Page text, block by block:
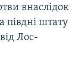
внаслідок
півдні штату
Лос-